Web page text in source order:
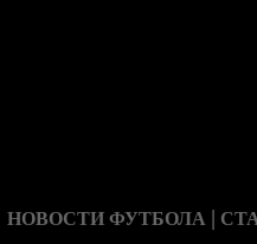
НОВОСТИ ФУТБОЛА |